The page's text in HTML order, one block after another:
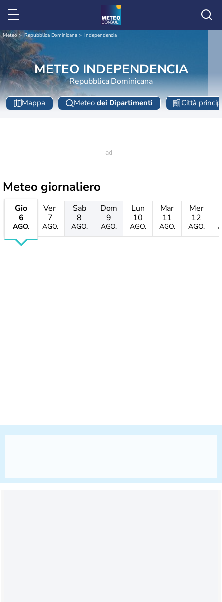
Meteo Repubblica Dominicana Independencia
METEO INDEPENDENCIA
Repubblica Dominicana
Mappa Meteo dei Dipartimenti Città
Meteo giornaliero
Gio
6
AGO.
Ven
7
AGO.
Sab
8
AGO.
Dom
9
AGO.
Lun
10
AGO.
Mar
11
AGO.
Mer
12
AGO.